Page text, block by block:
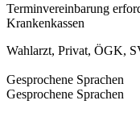
Terminvereinbarung
Krankenkassen
Wahlarzt, Privat, ÖGK,
Gesprochene Sprachen
Gesprochene Sprachen